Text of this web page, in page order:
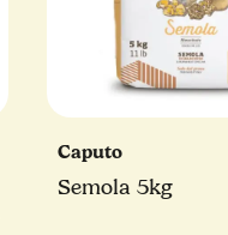
Caputo
Semola 5kg